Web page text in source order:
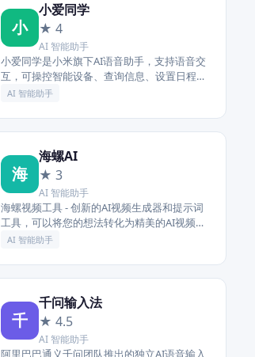
小
小爱同学
★ 4
AI 智能助手
小爱同学是小米旗下AI语音助手，支持语音交
互，可操控智能设备、查询信息、设置日程、
提供生活服务，覆盖多场景智能需求。
AI 智能助手
海
海螺AI
★ 3
AI 智能助手
海螺视频工具 - 创新的AI视频生成器和提示词
工具，可以将您的想法转化为精美的AI视频。
只需一段文字，即可借助尖端的AI技术，在短
AI 智能助手
千
千问输入法
★ 4.5
AI 智能助手
阿里巴巴通义千问团队推出的独立AI语音输入